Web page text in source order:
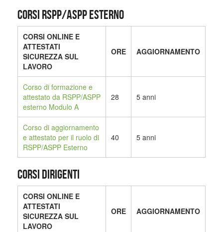
CORSI RSPP/ASPP ESTERNO
CORSI ONLINE E
ATTESTATI
SICUREZZA SUL
LAVORO
ORE AGGIORNAMENTO
Corso di formazione e
attestato da RSPP/ASPP
esterno Modulo A
28 5 anni
Corso di aggiornamento
e attestato per il ruolo di
RSPP/ASPP Esterno
40 5 anni
CORSI DIRIGENTI
CORSI ONLINE E
ATTESTATI
SICUREZZA SUL
LAVORO
ORE AGGIORNAMENTO